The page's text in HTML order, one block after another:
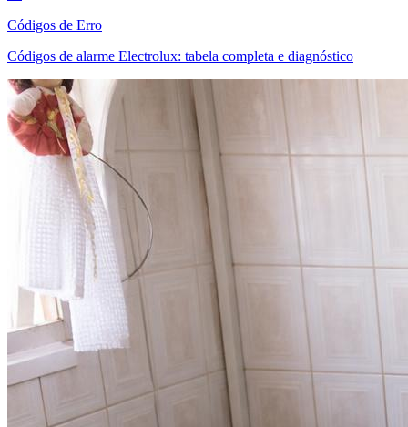
Códigos de Erro
Códigos de alarme Electrolux: tabela completa e diagnóstico